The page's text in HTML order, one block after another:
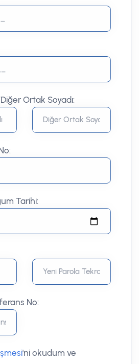
Ortak Soyadı:
Tarihi:
No:
'ni okudum ve